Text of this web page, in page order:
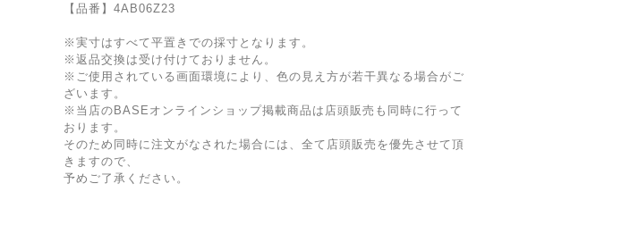
【品番】4AB06Z23
※実寸はすべて平置きでの採寸となります。
※返品交換は受け付けておりません。
※ご使用されている画面環境により、色の見え方が若干異なる場合がご
ざいます。
※当店のBASEオンラインショップ掲載商品は店頭販売も同時に行って
おります。
そのため同時に注文がなされた場合には、全て店頭販売を優先させて頂
きますので、
予めご了承ください。